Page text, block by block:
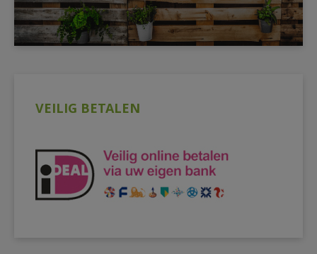
VEILIG BETALEN